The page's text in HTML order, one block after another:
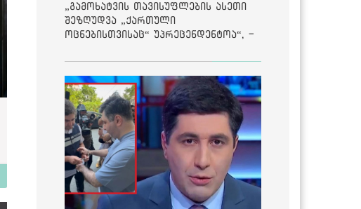
„გამოხატვის თავისუფლების ასეთი
შეზღუდვა „ქართული
ოცნებისთვისაც“ უპრეცენდენტოა“, -